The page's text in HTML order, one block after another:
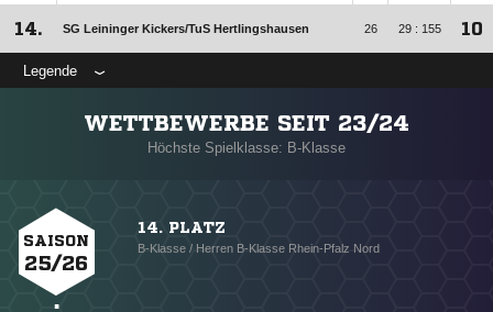
14. SG Leininger Kickers/​TuS Hertlingshausen 26 29 : 155 10
Legende
WETTBEWERBE SEIT 23/24
Höchste Spielklasse: B-Klasse
SAISON
25/26
14. PLATZ
B-Klasse / Herren B-Klasse Rhein-Pfalz Nord